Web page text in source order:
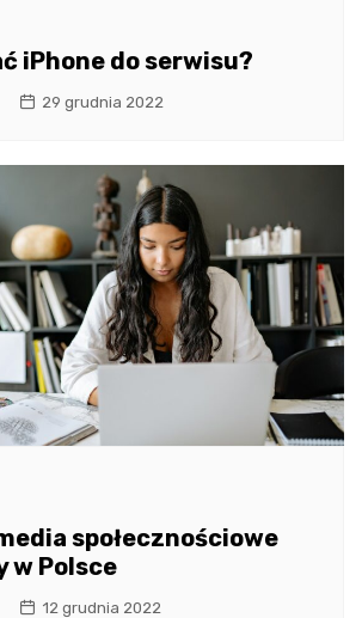
iPhone do serwisu?
29 grudnia 2022
społecznościowe
w Polsce
12 grudnia 2022